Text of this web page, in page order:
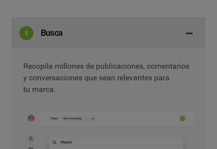
Busca
Recopila millones de publicaciones, comentarios
y conversaciones que sean relevantes para
tu marca.